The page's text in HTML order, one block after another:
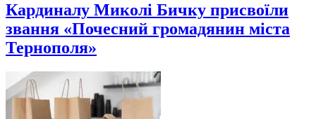
Кардиналу Миколі Бичку присвоїли
звання «Почесний громадянин міста
Тернополя»